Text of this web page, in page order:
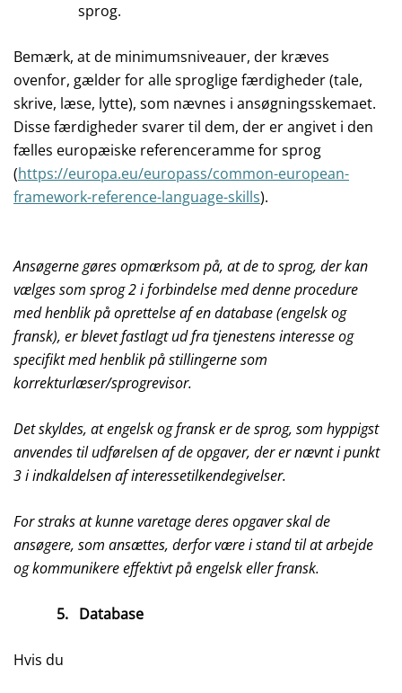
sprog.
Bemærk, at de minimumsniveauer, der kræves
ovenfor, gælder for alle sproglige færdigheder (tale,
skrive, læse, lytte), som nævnes i ansøgningsskemaet.
Disse færdigheder svarer til dem, der er angivet i den
fælles europæiske referenceramme for sprog
(https://europa.eu/europass/common-european-
framework-reference-language-skills).
Ansøgerne gøres opmærksom på, at de to sprog, der kan
vælges som sprog 2 i forbindelse med denne procedure
med henblik på oprettelse af en database (engelsk og
fransk), er blevet fastlagt ud fra tjenestens interesse og
specifikt med henblik på stillingerne som
korrekturlæser/sprogrevisor.
Det skyldes, at engelsk og fransk er de sprog, som hyppigst
anvendes til udførelsen af de opgaver, der er nævnt i punkt
3 i indkaldelsen af interessetilkendegivelser.
For straks at kunne varetage deres opgaver skal de
ansøgere, som ansættes, derfor være i stand til at arbejde
og kommunikere effektivt på engelsk eller fransk.
5. Database
Hvis du